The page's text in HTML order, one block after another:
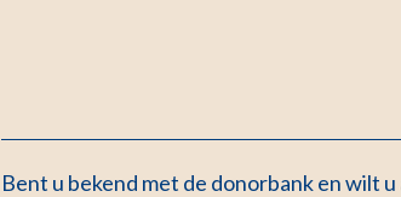
Bent u bekend met de donorbank en wilt